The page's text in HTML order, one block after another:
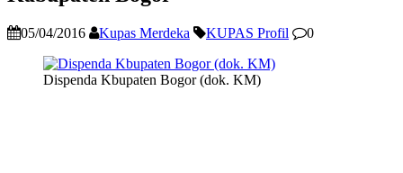
05/04/2016 Kupas Merdeka KUPAS Profil 0
Dispenda Kbupaten Bogor (dok. KM)